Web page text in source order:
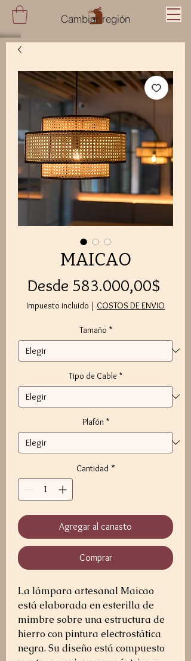
Cambiar región
MAICAO
Desde 583.000,00$
de
Impuesto incluido | COSTOS DE ENVIO
Tamaño *
Tipo de Cable *
Plafón *
Cantidad *
Agregar al canasto
Comprar
La lámpara artesanal Maicao
está elaborada en esterilla de
mimbre sobre una estructura de
hierro con pintura electrostática
negra. Su diseño está compuesto